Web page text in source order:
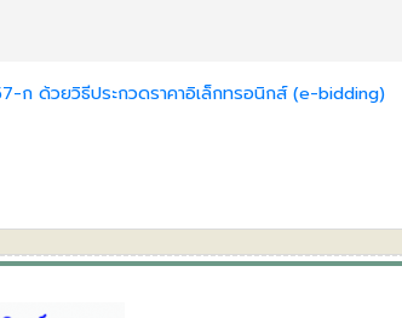
ก ด้วยวิธีประกวดราคาอิเล็กทรอนิกส์ (e-bidding)